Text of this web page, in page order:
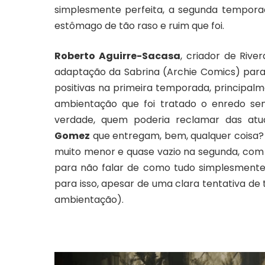
simplesmente perfeita, a segunda
estômago de tão raso e ruim que foi.
Roberto Aguirre-Sacasa, criador de
adaptação da Sabrina (Archie Comics)
positivas na primeira temporada,
ambientação que foi tratado o enredo
verdade, quem poderia reclamar das
Gomez que entregam, bem, qualquer
muito menor e quase vazio na segunda,
para não falar de como tudo
para isso, apesar de uma clara tentativa
ambientação).